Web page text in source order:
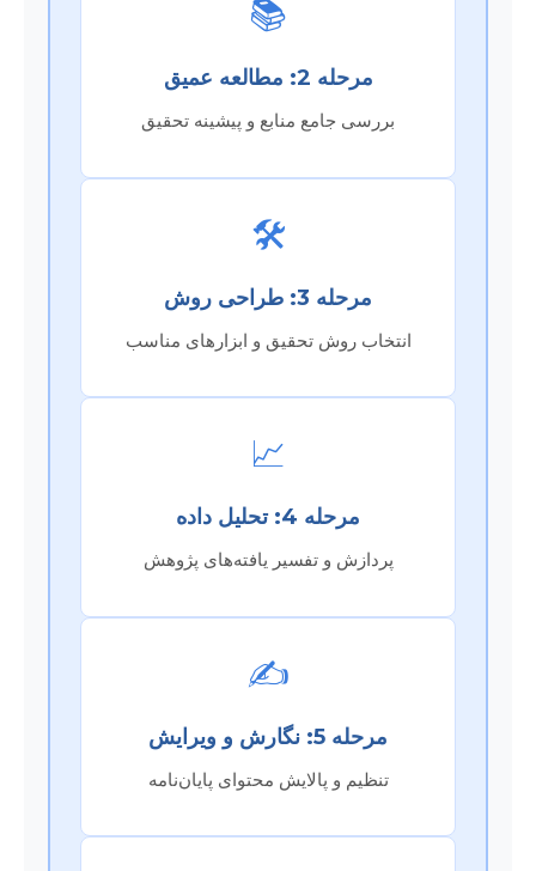
📚
مرحله 2: مطالعه عمیق
بررسی جامع منابع و پیشینه تحقیق
🛠️
مرحله 3: طراحی روش
انتخاب روش تحقیق و ابزارهای مناسب
📈
مرحله 4: تحلیل داده
پردازش و تفسیر یافته‌های پژوهش
✍️
مرحله 5: نگارش و ویرایش
تنظیم و پالایش محتوای پایان‌نامه